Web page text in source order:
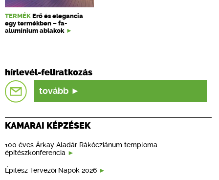
TERMÉK Erő és elegancia
egy termékben – fa-
alumínium ablakok
hírlevél-feliratkozás
tovább
KAMARAI KÉPZÉSEK
100 éves Árkay Aladár Rákócziánum temploma
építészkonferencia
Építész Tervezői Napok 2026